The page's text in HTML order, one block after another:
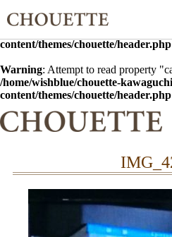
Warning : Undefined array key 0 in
content/themes/chouette/header.php
Warning: Attempt to read property
/home/wishblue/chouette-
content/themes/chouette/header.php